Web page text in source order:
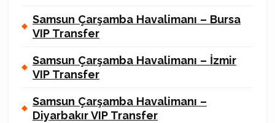
Samsun Çarşamba Havalimanı – Bursa
VIP Transfer
Samsun Çarşamba Havalimanı – İzmir
VIP Transfer
Samsun Çarşamba Havalimanı –
Diyarbakır VIP Transfer